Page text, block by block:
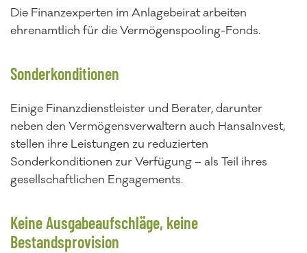
Die Finanzexperten im Anlagebeirat arbeiten
ehrenamtlich für die Vermögenspooling-Fonds.
Sonderkonditionen
Einige Finanzdienstleister und Berater, darunter
neben den Vermögensverwaltern auch HansaInvest,
stellen ihre Leistungen zu reduzierten
Sonderkonditionen zur Verfügung – als Teil ihres
gesellschaftlichen Engagements.
Keine Ausgabeaufschläge, keine
Bestandsprovision